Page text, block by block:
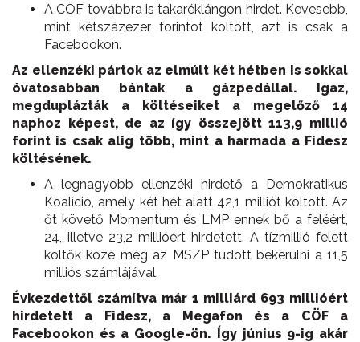
A CÖF továbbra is takaréklángon hirdet. Kevesebb,
mint kétszázezer forintot költött, azt is csak a
Facebookon.
Az ellenzéki pártok az elmúlt két hétben is sokkal
óvatosabban bántak a gázpedállal. Igaz,
megduplázták a költéseiket a megelőző 14
naphoz képest, de az így összejött 113,9 millió
forint is csak alig több, mint a harmada a Fidesz
költésének.
A legnagyobb ellenzéki hirdető a Demokratikus
Koalíció, amely két hét alatt 42,1 milliót költött. Az
őt követő Momentum és LMP ennek bő a feléért,
24, illetve 23,2 millióért hirdetett. A tízmillió felett
költők közé még az MSZP tudott bekerülni a 11,5
milliós számlájával.
Évkezdettől számítva már 1 milliárd 693 millióért
hirdetett a Fidesz, a Megafon és a CÖF a
Facebookon és a Google-ön. Így június 9-ig akár